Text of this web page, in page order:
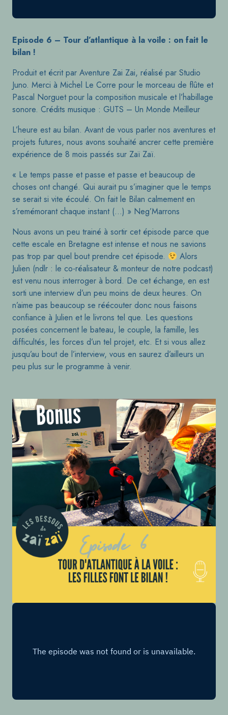
Episode 6 – Tour d’atlantique à la voile : on fait le
bilan !
Produit et écrit par Aventure Zai Zai, réalisé par Studio
Juno. Merci à Michel Le Corre pour le morceau de flûte et
Pascal Norguet pour la composition musicale et l’habillage
sonore. Crédits musique : GUTS – Un Monde Meilleur
L’heure est au bilan. Avant de vous parler nos aventures et
projets futures, nous avons souhaité ancrer cette première
expérience de 8 mois passés sur Zaï Zaï.
« Le temps passe et passe et passe et beaucoup de
choses ont changé. Qui aurait pu s’imaginer que le temps
se serait si vite écoulé. On fait le Bilan calmement en
s’remémorant chaque instant (…) » Neg’Marrons
Nous avons un peu trainé à sortir cet épisode parce que
cette escale en Bretagne est intense et nous ne savions
pas trop par quel bout prendre cet épisode.
Alors
Julien (ndlr : le co-réalisateur & monteur de notre podcast)
est venu nous interroger à bord. De cet échange, en est
sorti une interview d’un peu moins de deux heures. On
n’aime pas beaucoup se réécouter donc nous faisons
confiance à Julien et le livrons tel que. Les questions
posées concernent le bateau, le couple, la famille, les
difficultés, les forces d’un tel projet, etc. Et si vous allez
jusqu’au bout de l’interview, vous en saurez d’ailleurs un
peu plus sur le programme à venir.